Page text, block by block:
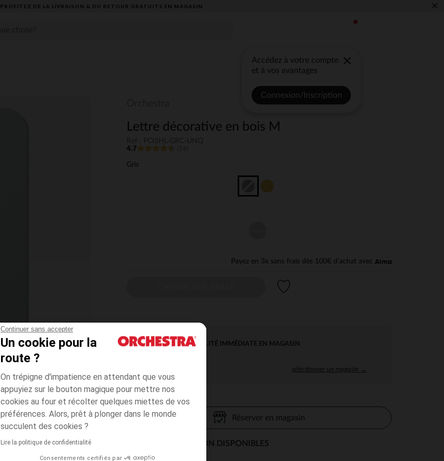
Continuer sans accepter
Un cookie pour la
route ?
On trépigne d'impatience en attendant que vous
appuyiez sur le bouton magique pour mettre nos
cookies au four et récolter quelques miettes de vos
préférences. Alors, prêt à plonger dans le monde
succulent des cookies ?
Lire la politique de confidentialité
Consentements certifiés par
PROFITEZ DE LA LIVRAISON & DU RETOUR GRATUITS EN MAGASIN​ ×
Accédez à votre compte
et à vos avantages
Connexion/Inscription
Lettre décorative en bois M
4.7
Gris
Payez en 3x sans frais dès 100€ d'achat avec
DISPONIBILITÉ IMMÉDIATE EN MAGASIN
sélectionner un magasin →
Réserver en magasin
MODES DE LIVRAISON DISPONIBLES